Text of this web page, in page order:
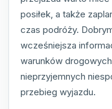
posiłek, a także
czas podróży.
wcześniejsza
warunków
nieprzyjemnych
przebieg wyjazdu.